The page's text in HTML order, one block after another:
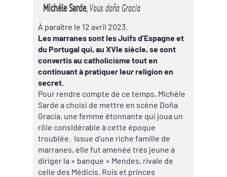
Michèle Sarde,Vous doña Gracia
À paraître le 12 avril 2023.
Les marranes sont les Juifs d’Espagne et
du Portugal qui, au XVIe siècle, se sont
convertis au catholicisme tout en
continuant à pratiquer leur religion en
secret.
Pour rendre compte de ce temps, Michèle
Sarde a choisi de mettre en scène Doña
Gracia, une femme étonnante qui joua un
rôle considérable à cette époque
troublée. Issue d'une riche famille de
marranes, elle fut amenée très jeune à
diriger la « banque » Mendes, rivale de
celle des Médicis. Rois et princes